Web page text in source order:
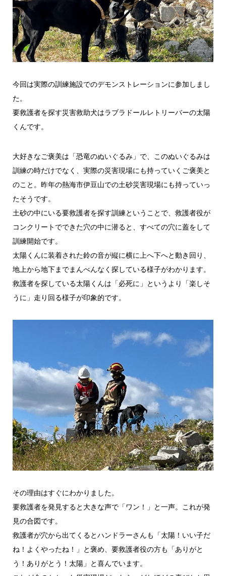
今回は実際の訓練施設でのデモンストレーションに参加しまし
た。
要救護者を探す災害救助犬はラブラドールレトリーバーの太陽
くんです。
大好きなご褒美は「恐竜のぬいぐるみ」で、このぬいぐるみは
訓練の時だけでなく、実際の災害現場にも持っていくご褒美と
のこと。昨年の熱海市伊豆山での土砂災害現場にも持っていっ
たそうです。
土砂の中にいる要救護者を探す訓練ということで、救護者役が
コンクリートでできた穴の中に潜ると、すべての穴に蓋をして
訓練開始です。
太陽くんに装着された鈴の音が縦に横に上へ下へと動き回り、
地上から地下までまんべんなく探している様子がわかります。
救護者を探している太陽くんは「必死に」というより「楽しそ
うに」走り回る様子が印象的です。
その理由はすぐにわかりました。
要救護者を発見すると大きな声で「ワン！」と一声。これが発
見の合図です。
救護者が穴から出てくるとハンドラーさんも「太陽！いい子だ
ね！よくやったね！」と褒め、要救護者役の方も「ありがと
う！ありがとう！太陽」と喜んでいます。